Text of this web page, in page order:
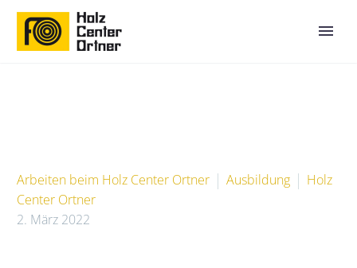
Arbeiten beim Holz Center Ortner Ausbildung
Holz
Center Ortner
2. März 2022